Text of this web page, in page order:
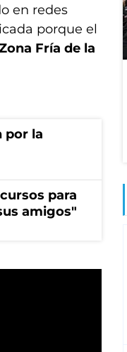
en redes
porque el
Fría de la
por la
para
amigos"